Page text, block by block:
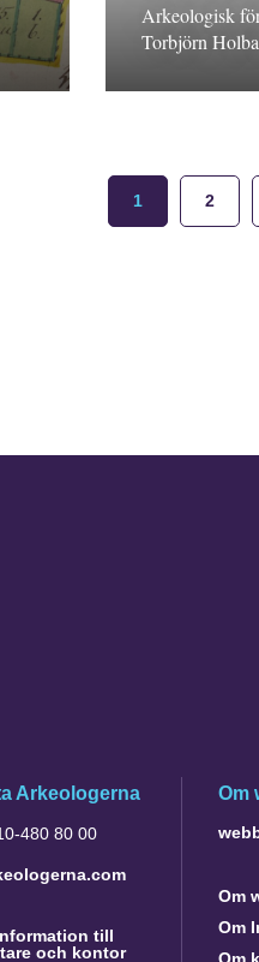
Arkeologisk
Torbjörn
1 2
Arkeologerna
480 80 00
till
och kontor
Om
Om
Om